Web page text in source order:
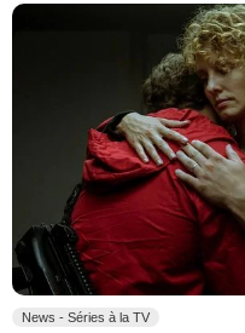
News - Séries à la TV